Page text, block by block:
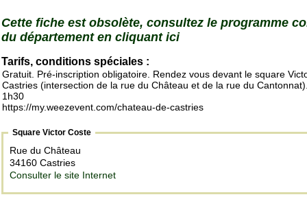
Cette fiche est obsolète, consultez le programme
du département en cliquant ici
Tarifs, conditions spéciales :
Gratuit. Pré-inscription obligatoire. Rendez vous devant le square
Castries (intersection de la rue du Château et de la rue du
1h30
https://my.weezevent.com/chateau-de-castries
Square Victor Coste
Rue du Château
34160 Castries
Consulter le site Internet